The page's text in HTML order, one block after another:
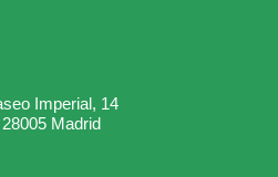
Imperial, 14
28005 Madrid